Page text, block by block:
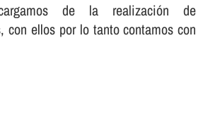
de la realización de
con ellos por lo tanto contamos con